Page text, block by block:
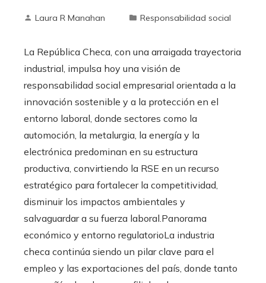
Laura R Manahan Responsabilidad social
La República Checa, con una arraigada trayectoria
industrial, impulsa hoy una visión de
responsabilidad social empresarial orientada a la
innovación sostenible y a la protección en el
entorno laboral, donde sectores como la
automoción, la metalurgia, la energía y la
electrónica predominan en su estructura
productiva, convirtiendo la RSE en un recurso
estratégico para fortalecer la competitividad,
disminuir los impactos ambientales y
salvaguardar a su fuerza laboral.Panorama
económico y entorno regulatorioLa industria
checa continúa siendo un pilar clave para el
empleo y las exportaciones del país, donde tanto